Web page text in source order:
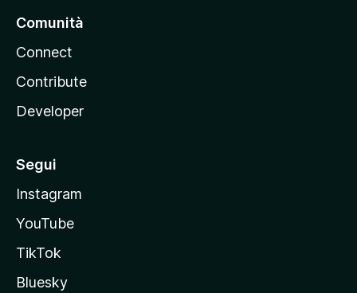
Comunità
Connect
Contribute
Developer
Segui
Instagram
YouTube
TikTok
Bluesky